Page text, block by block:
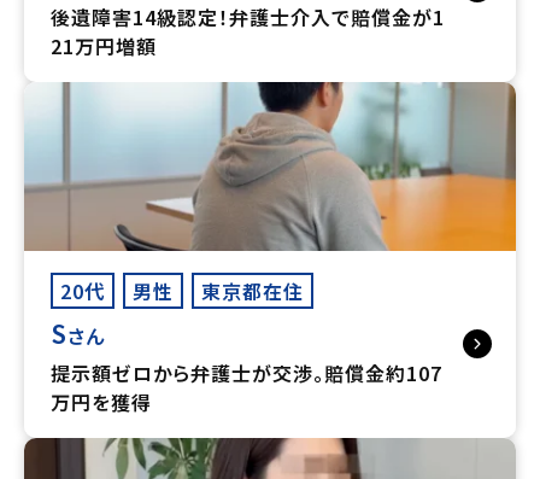
後遺障害14級認定！弁護士介入で賠償金が1
21万円増額
20代 男性 東京都在住
Sさん
提示額ゼロから弁護士が交渉。賠償金約107
万円を獲得